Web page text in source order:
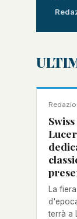
NOTIZIA
La
terrà a